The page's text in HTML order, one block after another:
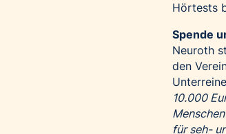
Hörtests
Spende
Neuroth
den
10.000
für seh-